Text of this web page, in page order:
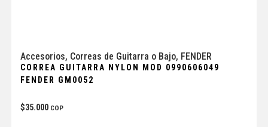
Accesorios, Correas de Guitarra o Bajo, FENDER
CORREA GUITARRA NYLON MOD 0990606049
FENDER GM0052
$35.000 COP